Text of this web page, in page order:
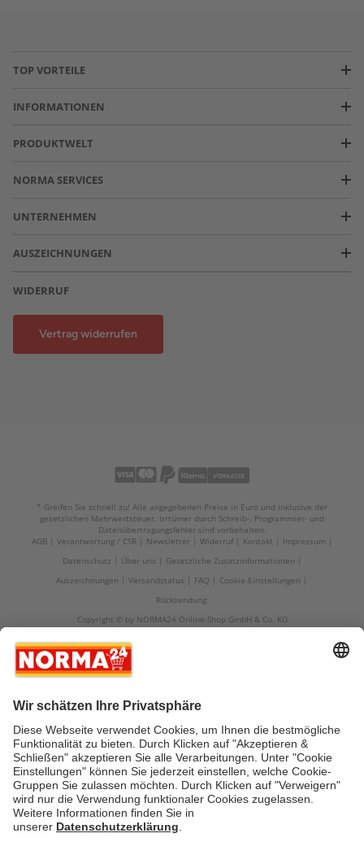
TOP VORTEILE
INFORMATIONEN
PRODUKTWELT
NORMA SERVICES
UNTERNEHMEN
AUSZEICHNUNGEN
WIDERRUF
Vertrag widerrufen
* Greifen Sie schnell zu! Alle angegebenen Preise in Euro und inklusive der
gesetzlichen Mehrwertsteuer. Irrtümer durch Schreib-, Programmier- und
Datenübertragungsfehler sind vorbehalten.
AGB
Verantwortung / CSR Newsletter Widerruf Kontakt
Impressum
Datenschutz
Über uns
Gesetzliche Zusatzinformationen
Auszeichnungen
Versandstatus FAQ
Cookie-Einstellungen
Rücksendung
Copyright © by NORMA24 Online-Shop GmbH & Co. KG